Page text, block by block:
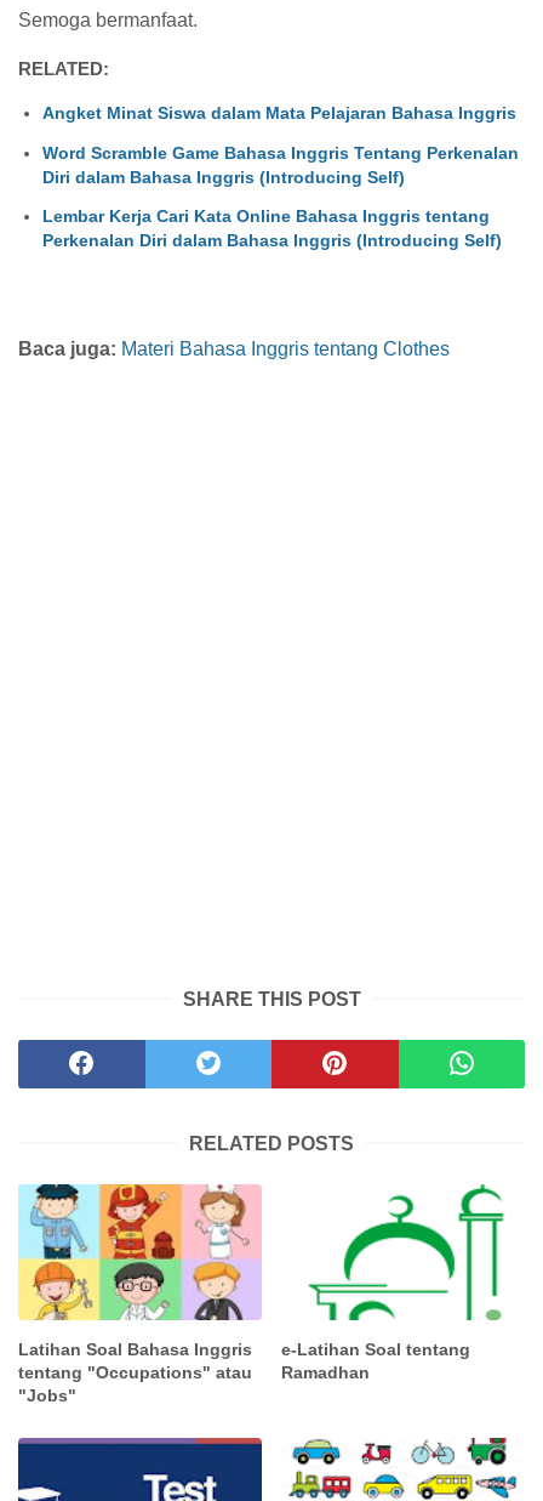
Semoga bermanfaat.
RELATED:
Angket Minat Siswa dalam Mata Pelajaran Bahasa Inggris
Word Scramble Game Bahasa Inggris Tentang Perkenalan
Diri dalam Bahasa Inggris (Introducing Self)
Lembar Kerja Cari Kata Online Bahasa Inggris tentang
Perkenalan Diri dalam Bahasa Inggris (Introducing Self)
Baca juga: Materi Bahasa Inggris tentang Clothes
SHARE THIS POST
RELATED POSTS
Latihan Soal Bahasa Inggris
tentang "Occupations" atau
"Jobs"
e-Latihan Soal tentang
Ramadhan